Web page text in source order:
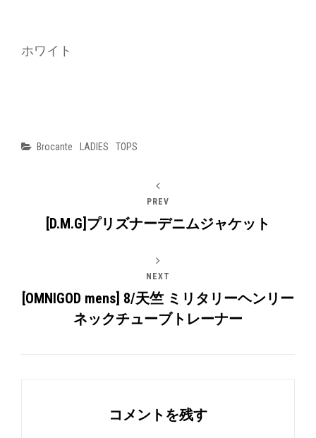
ホワイト
Categories
Brocante LADIES TOPS
PREV
[D.M.G]プリズナーデニムジャケット
NEXT
[OMNIGOD mens] 8/天竺 ミリタリーヘンリー
ネックチューブトレーナー
コメントを残す